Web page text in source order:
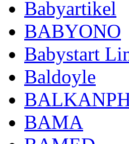
Babyartikel
BABYONO
Babystart
Baldoyle
BAMA